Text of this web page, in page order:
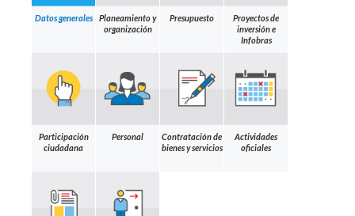
Datos generales
Planeamiento y
organización
Presupuesto
Proyectos de
inversión e
Infobras
Participación
ciudadana
Personal
Contratación de
bienes y servicios
Actividades
oficiales